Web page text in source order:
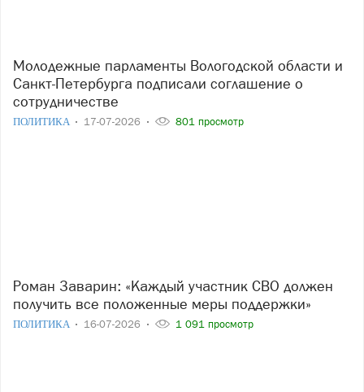
Молодежные парламенты Вологодской области и
Санкт-Петербурга подписали соглашение о
сотрудничестве
ПОЛИТИКА 17-07-2026 801 просмотр
Роман Заварин: «Каждый участник СВО должен
получить все положенные меры поддержки»
ПОЛИТИКА 16-07-2026 1 091 просмотр